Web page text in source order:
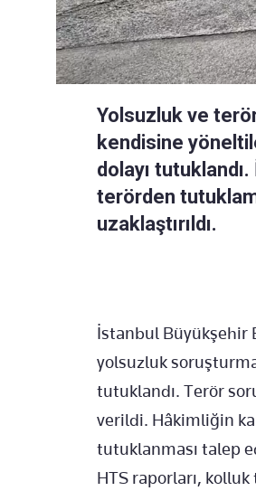
Yolsuzluk ve
kendisine
dolayı
terörden
uzaklaştırıldı.
İstanbul Büyükşehir
yolsuzluk
tutuklandı. Terör
verildi. Hâkimliğin
tutuklanması talep
HTS raporları,